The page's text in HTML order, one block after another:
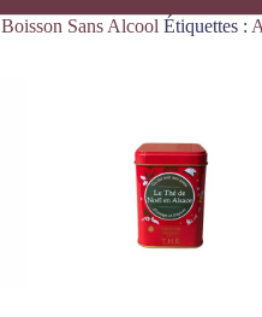
Boisson Sans Alcool Étiquettes :